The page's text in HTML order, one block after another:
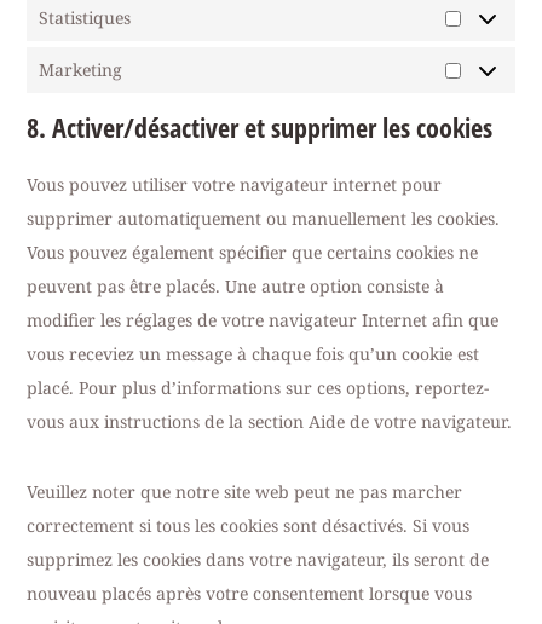
Statistiques
Marketing
8. Activer/désactiver et supprimer les cookies
Vous pouvez utiliser votre navigateur internet pour
supprimer automatiquement ou manuellement les cookies.
Vous pouvez également spécifier que certains cookies ne
peuvent pas être placés. Une autre option consiste à
modifier les réglages de votre navigateur Internet afin que
vous receviez un message à chaque fois qu’un cookie est
placé. Pour plus d’informations sur ces options, reportez-
vous aux instructions de la section Aide de votre navigateur.
Veuillez noter que notre site web peut ne pas marcher
correctement si tous les cookies sont désactivés. Si vous
supprimez les cookies dans votre navigateur, ils seront de
nouveau placés après votre consentement lorsque vous